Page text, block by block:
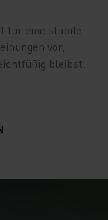
für eine stabile
vor,
bleibst.